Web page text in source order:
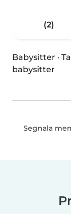
(2)
Babysitter ·
babysitter
Segnala